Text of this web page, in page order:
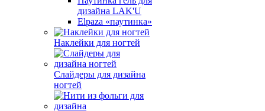
дизайна LAK'U
Elpaza «паутинка»
Наклейки для ногтей
Слайдеры для дизайна
ногтей